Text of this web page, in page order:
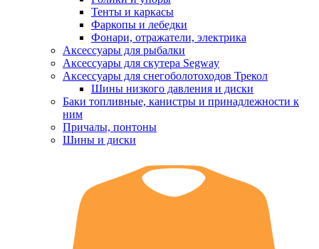
Тенты и каркасы
Фаркопы и лебедки
Фонари, отражатели, электрика
Аксессуары для рыбалки
Аксессуары для скутера Segway
Аксессуары для снегоболотоходов Трекол
Шины низкого давления и диски
Баки топливные, канистры и принадлежности к
ним
Причалы, понтоны
Шины и диски